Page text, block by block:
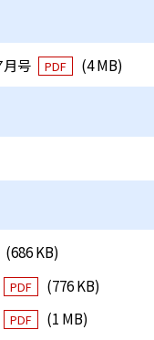
月号 PDF (4 MB)
(686 KB)
PDF
(776 KB)
PDF
(1 MB)